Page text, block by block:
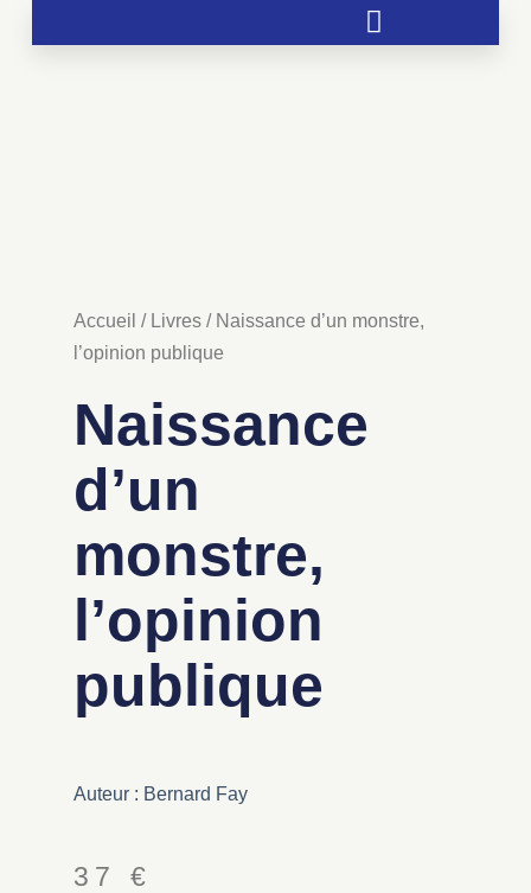
Accueil / Livres/ Naissance d’un monstre,
l’opinion publique
Naissance
d’un
monstre,
l’opinion
publique
Auteur : Bernard Fay
37€